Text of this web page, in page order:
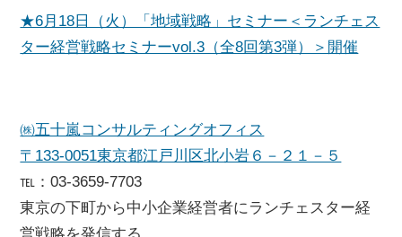
★6月18日（火）「地域戦略」セミナー＜ランチェス
ター経営戦略セミナーvol.3（全8回第3弾）＞開催
㈱五十嵐コンサルティングオフィス
〒133-0051東京都江戸川区北小岩６－２１－５
℡：03-3659-7703
東京の下町から中小企業経営者にランチェスター経